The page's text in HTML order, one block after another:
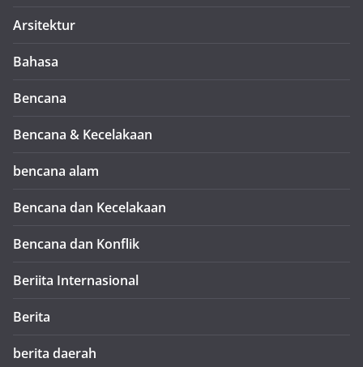
Arsitektur
Bahasa
Bencana
Bencana & Kecelakaan
bencana alam
Bencana dan Kecelakaan
Bencana dan Konflik
Beriita Internasional
Berita
berita daerah